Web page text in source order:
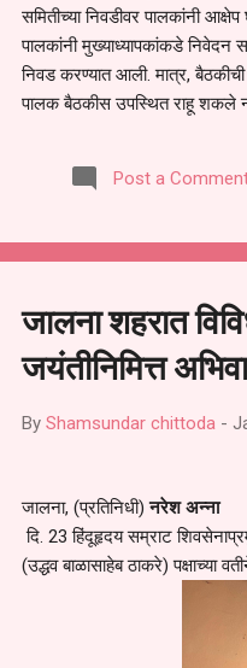
समितीच्या निवडीवर पालकांनी
पालकांनी मुख्याध्यापकांकडे
निवड करण्यात आली. मात्र,
पालक बैठकीस उपस्थित राहू शकले
समितीची फेरनिवडणूक घेण्यात
जालना तसेच तालुका शिक्षण
Post a
जालना शहरात
जयंतीनिमित्त
By Shamsundar chittoda -
जालना, (प्रतिनिधी)नरेश अन्ना
दि. 23 हिंदूहृदय सम्राट
(उद्धव बाळासाहेब ठाकरे) पक्षाच्या